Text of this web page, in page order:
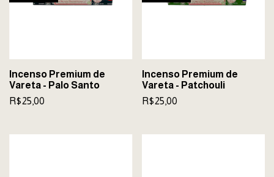
Incenso Premium de
Vareta - Palo Santo
R$25,00
Incenso Premium de
Vareta - Patchouli
R$25,00